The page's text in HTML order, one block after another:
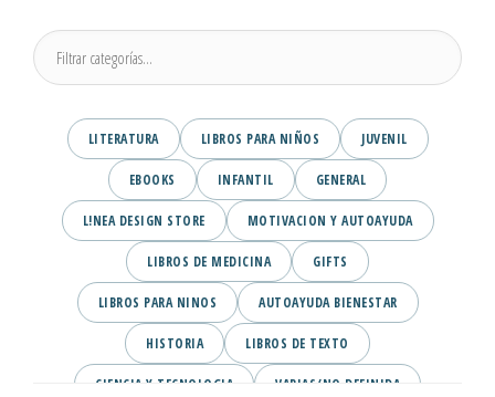
LITERATURA LIBROS PARA NIÑOS JUVENIL
EBOOKS INFANTIL GENERAL
L!NEA DESIGN STORE MOTIVACION Y AUTOAYUDA
LIBROS DE MEDICINA GIFTS
LIBROS PARA NINOS AUTOAYUDA BIENESTAR
HISTORIA LIBROS DE TEXTO
CIENCIA Y TECNOLOGIA VARIAS/NO DEFINIDA